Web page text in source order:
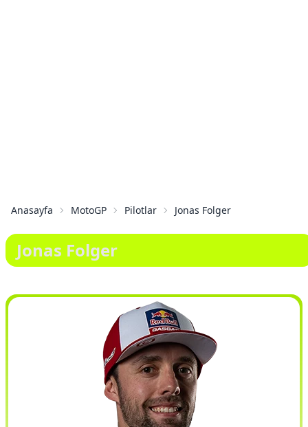
Anasayfa MotoGP Pilotlar Jonas Folger
Jonas Folger